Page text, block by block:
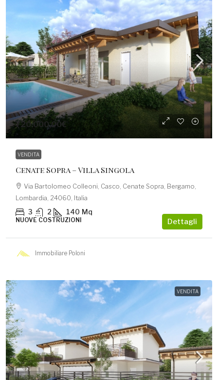
720.000,00€
VENDITA
Cenate Sopra – Villa Singola
Via Bartolomeo Colleoni, Casco, Cenate Sopra, Bergamo,
Lombardia, 24060, Italia
3 2 140 Mq
NUOVE COSTRUZIONI Dettagli
Immobiliare Poloni
VENDITA